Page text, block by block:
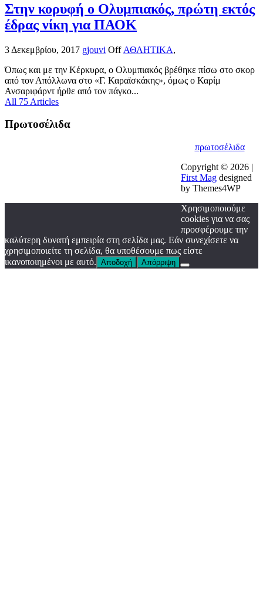
Στην κορυφή ο Ολυμπιακός, πρώτη εκτός
έδρας νίκη για ΠΑΟΚ
3 Δεκεμβρίου, 2017 gjouvi Off ΑΘΛΗΤΙΚΑ,
Όπως και με την Κέρκυρα, ο Ολυμπιακός βρέθηκε πίσω στο σκορ
από τον Απόλλωνα στο «Γ. Καραϊσκάκης», όμως ο Καρίμ
Ανσαριφάρντ ήρθε από τον πάγκο...
All 75 Articles
Πρωτοσέλιδα
πρωτοσέλιδα
Copyright © 2026 |
First Mag designed
by Themes4WP
Χρησιμοποιούμε
cookies για να σας
προσφέρουμε την
καλύτερη δυνατή εμπειρία στη σελίδα μας. Εάν συνεχίσετε να
χρησιμοποιείτε τη σελίδα, θα υποθέσουμε πως είστε
ικανοποιημένοι με αυτό. Αποδοχή Απόρριψη